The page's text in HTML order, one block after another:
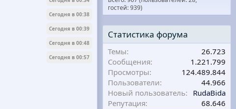
Сегодня в 00:38
Сегодня в 00:39
Сегодня в 00:48
Сегодня в 00:57
гостей: 939)
Статистика форума
Темы
26.723
Сообщения
1.221.799
Просмотры
124.489.844
Пользователи
44.966
Новый пользователь
RudaBida
Репутация
68.646